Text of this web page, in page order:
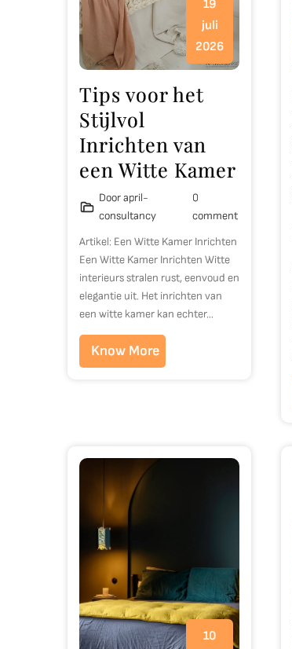
19
juli
2026
Tips voor het
Stijlvol
Inrichten van
een Witte Kamer
Door april-
consultancy
0
comment
Artikel: Een Witte Kamer Inrichten
Een Witte Kamer Inrichten Witte
interieurs stralen rust, eenvoud en
elegantie uit. Het inrichten van
een witte kamer kan echter…
Know More
10